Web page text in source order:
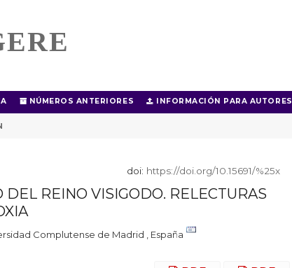
NÚMEROS ANTERIORES INFORMACIÓN PARA AUTORES
doi: https://doi.org/10.15691/%25x
DEL REINO VISIGODO. RELECTURAS
Complutense de Madrid , España